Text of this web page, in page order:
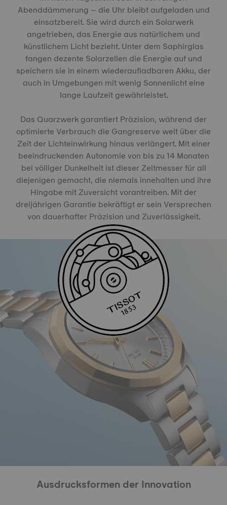
Abenddämmerung – die Uhr bleibt aufgeladen und
einsatzbereit. Sie wird durch ein Solarwerk
angetrieben, das Energie aus natürlichem und
künstlichem Licht bezieht. Unter dem Saphirglas
fangen dezente Solarzellen die Energie auf und
speichern sie in einem wiederaufladbaren Akku, der
auch in Umgebungen mit wenig Sonnenlicht eine
lange Laufzeit gewährleistet.
Das Quarzwerk garantiert Präzision, während der
optimierte Verbrauch die Gangreserve weit über die
Zeit der Lichteinwirkung hinaus verlängert. Mit einer
beeindruckenden Autonomie von bis zu 14 Monaten
bei völliger Dunkelheit ist dieser Zeitmesser für all
diejenigen gemacht, die niemals innehalten und ihre
Hingabe mit Zuversicht vorantreiben. Mit der
dreijährigen Garantie bekräftigt er sein Versprechen
von dauerhafter Präzision und Zuverlässigkeit.
Ausdrucksformen der Innovation